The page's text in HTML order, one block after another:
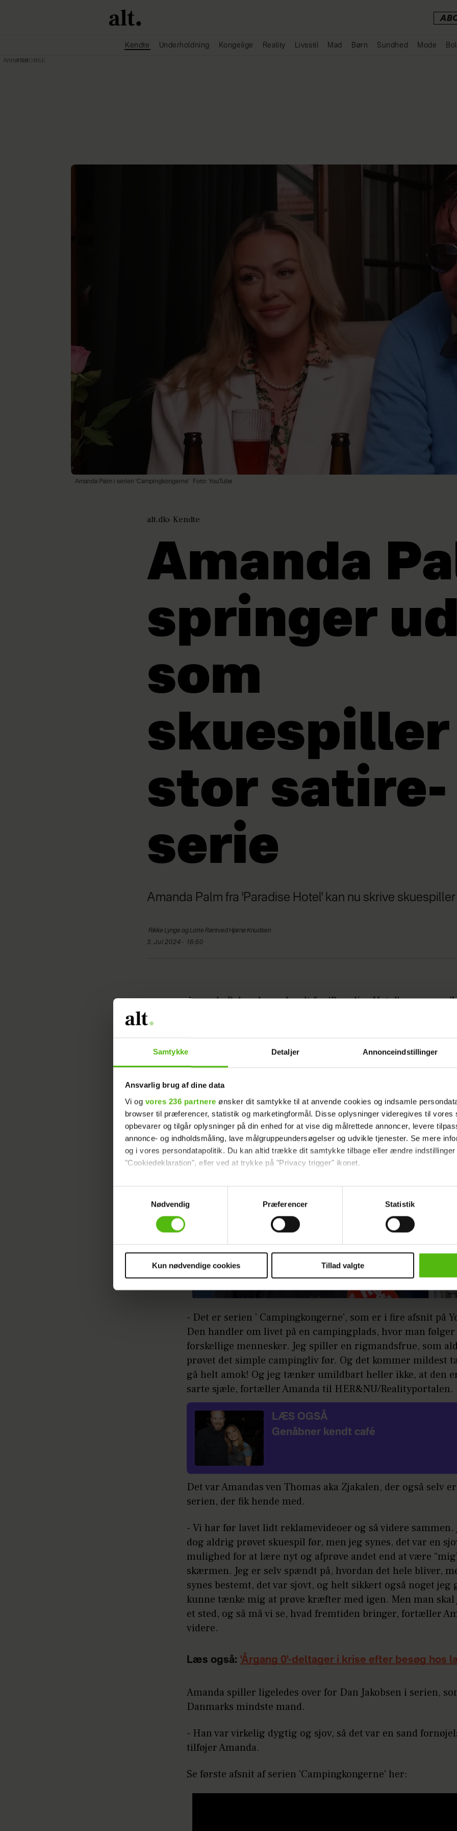
Samtykke Detaljer Annonceindstillinger
Ansvarlig brug af dine data
Vi og vores 236 partnere ønsker dit samtykke til at anvende cookies og indsamle
browser til præferencer, statistik og marketingformål. Disse oplysninger videregives til vores
opbevarer og tilgår oplysninger på din enhed for at vise dig målrettede annoncer, levere
annonce- og indholdsmåling, lave målgruppeundersøgelser og udvikle tjenester. Se mere
og i vores persondatapolitik. Du kan altid trække dit samtykke tilbage eller ændre
"Cookiedeklaration", eller ved at trykke på "Privacy trigger" ikonet.
Dine valg anvendes på hele websitet.
Vi ønsker dit samtykke til at indsamle og bruge data for at kunne levere og finansiere
Vi anvender egne cookies og cookies fra tredjeparter til at at optimere dit besøg på vores
sociale medier.
cookies, samarbejdspartnere og behandling af dine personoplysninger i forbindelse hermed i
Nødvendig
Præferencer Statistik
Kun nødvendige cookies Tillad valgte
Kendte Underholdning Kongelige Reality Livsstil Mad Børn Sundhed Mode
Amanda Palm i serien 'Campingkongerne' Foto: YouTube
alt.dk Kendte
Amanda
springer
som
stor satire-
serie
Amanda Palm fra 'Paradise Hotel' kan nu skrive skuespiller
Rikke Lynge ogLotte Røntved Hjarnø Knudsen
3. Jul 2024 - 16:50
Amanda Palm, der er kendt fra 'Paradise Hotel' og senere
Gentager succes: Lisbeth Østergaard
igen
Artiklen fortsætter under videoen.
- Det er serien ' Campingkongerne', som er i fire afsnit på
Den handler om livet på en campingplads, hvor man
forskellige mennesker. Jeg spiller en rigmandsfrue, som
prøvet det simple campingliv før. Og det kommer mildest
gå helt amok! Og jeg tænker umildbart heller ikke, at den
sarte sjæle, fortæller Amanda til HER&NU/Realityportalen.
LÆS OGSÅ
Genåbner kendt café
Det var Amandas ven Thomas aka Zjakalen, der også selv
serien, der fik hende med.
- Vi har før lavet lidt reklamevideoer og så videre sammen.
dog aldrig prøvet skuespil før, men jeg synes, det var en
mulighed for at lære nyt og afprøve andet end at være
skærmen. Jeg er selv spændt på, hvordan det hele bliver,
synes bestemt, det var sjovt, og helt sikkert også noget jeg
kunne tænke mig at prøve kræfter med igen. Men man
et sted, og så må vi se, hvad fremtiden bringer, fortæller
videre.
Læs også: 'Årgang 0'-deltager i krise efter besøg hos
Amanda spiller ligeledes over for Dan Jakobsen i serien,
Danmarks mindste mand.
- Han var virkelig dygtig og sjov, så det var en sand
tilføjer Amanda.
Se første afsnit af serien 'Campingkongerne' her:
Annonce